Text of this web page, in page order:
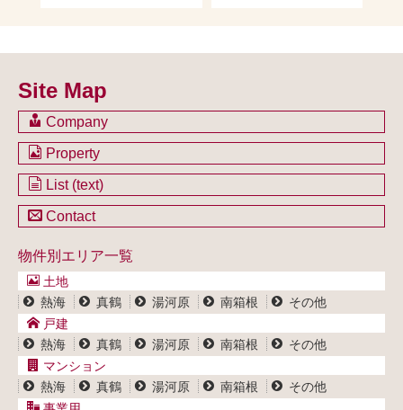
Site Map
Company
会社のご案内
不動産を購入したい方
不動産を売却したい方
不動産買取システム
Property
土地一覧
戸建一覧
マンション一覧
事業用物件一覧
List (text)
土地一覧
マンション一覧
事業用物件一覧
Contact
ブログ
プライバシーポリシー
サイトポリシー
物件別エリア一覧
土地
熱海
真鶴 湯河原 南箱根
その他
戸建
熱海
真鶴 湯河原 南箱根
その他
マンション
熱海
真鶴 湯河原 南箱根
その他